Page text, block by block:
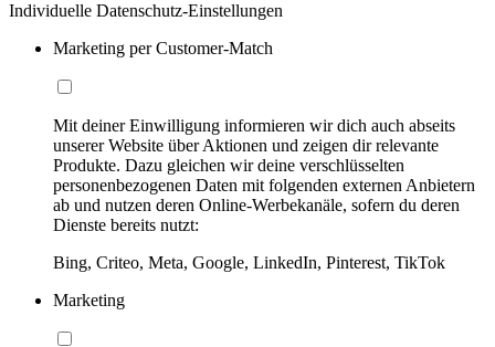
Individuelle Datenschutz-Einstellungen
Marketing per Customer-Match
Mit deiner Einwilligung informieren wir dich auch abseits
unserer Website über Aktionen und zeigen dir relevante
Produkte. Dazu gleichen wir deine verschlüsselten
personenbezogenen Daten mit folgenden externen Anbietern
ab und nutzen deren Online-Werbekanäle, sofern du deren
Dienste bereits nutzt:
Bing, Criteo, Meta, Google, LinkedIn, Pinterest, TikTok
Marketing